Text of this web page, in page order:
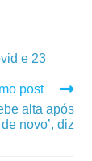
e 23
post
alta após
novo’, diz